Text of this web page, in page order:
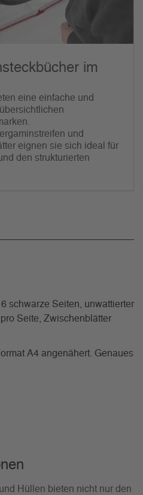
im
eine einfache und
und
eignen sie sich ideal für
den strukturierten
schwarze Seiten, unwattierter
Seite, Zwischenblätter
A4 angenähert. Genaues
Hüllen bieten nicht nur den